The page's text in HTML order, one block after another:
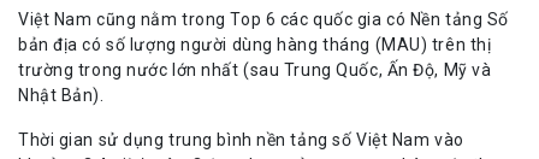
Việt Nam cũng nằm trong Top 6 các quốc gia có Nền tảng Số
bản địa có số lượng người dùng hàng tháng (MAU) trên thị
trường trong nước lớn nhất (sau Trung Quốc, Ấn Độ, Mỹ và
Nhật Bản).
Thời gian sử dụng trung bình nền tảng số Việt Nam vào